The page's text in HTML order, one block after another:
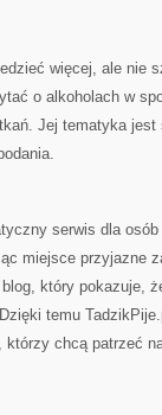
więcej, ale nie
o alkoholach w
Jej tematyka jest
serwis dla
miejsce przyjazne
który pokazuje,
temu
chcą patrzeć